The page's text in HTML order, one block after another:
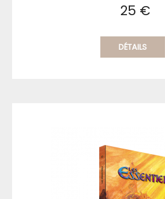
25 €
DÉTAILS